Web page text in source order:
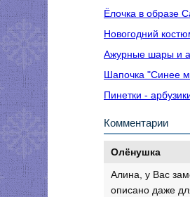
Ёлочка в образе
Новогодний
Ажурные шары и
Шапочка "Синее
Пинетки -
Комментарии
Олёнушка
Алина, у Вас
описано даже